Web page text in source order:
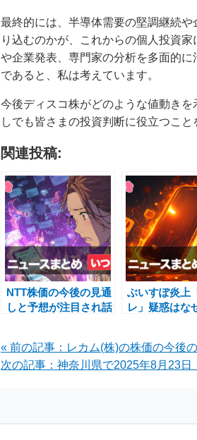
最終的には、半導体需要の堅調継続
り込むのかが、これからの個人投資
や企業発表、専門家の分析を多面的
であると、私は考えています。
今後ディスコ株がどのような値動き
しでも皆さまの投資判断に役立つこと
関連投稿:
NTT株価の今後の見通
しと予想が注目され話
ぶいすぽ炎上
レ」疑惑はな
« 前の記事：レカム(株)の株価の今後
次の記事：神奈川県で2025年8月23